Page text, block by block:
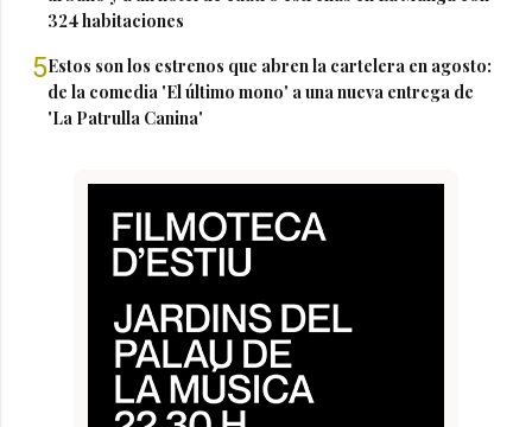
324 habitaciones
5Estos son los estrenos que abren la cartelera en agosto:
de la comedia 'El último mono' a una nueva entrega de
'La Patrulla Canina'